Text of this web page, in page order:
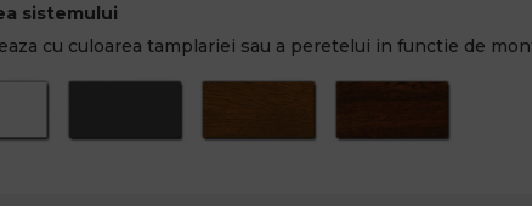
sistemului
cu culoarea tamplariei sau a peretelui in functie de